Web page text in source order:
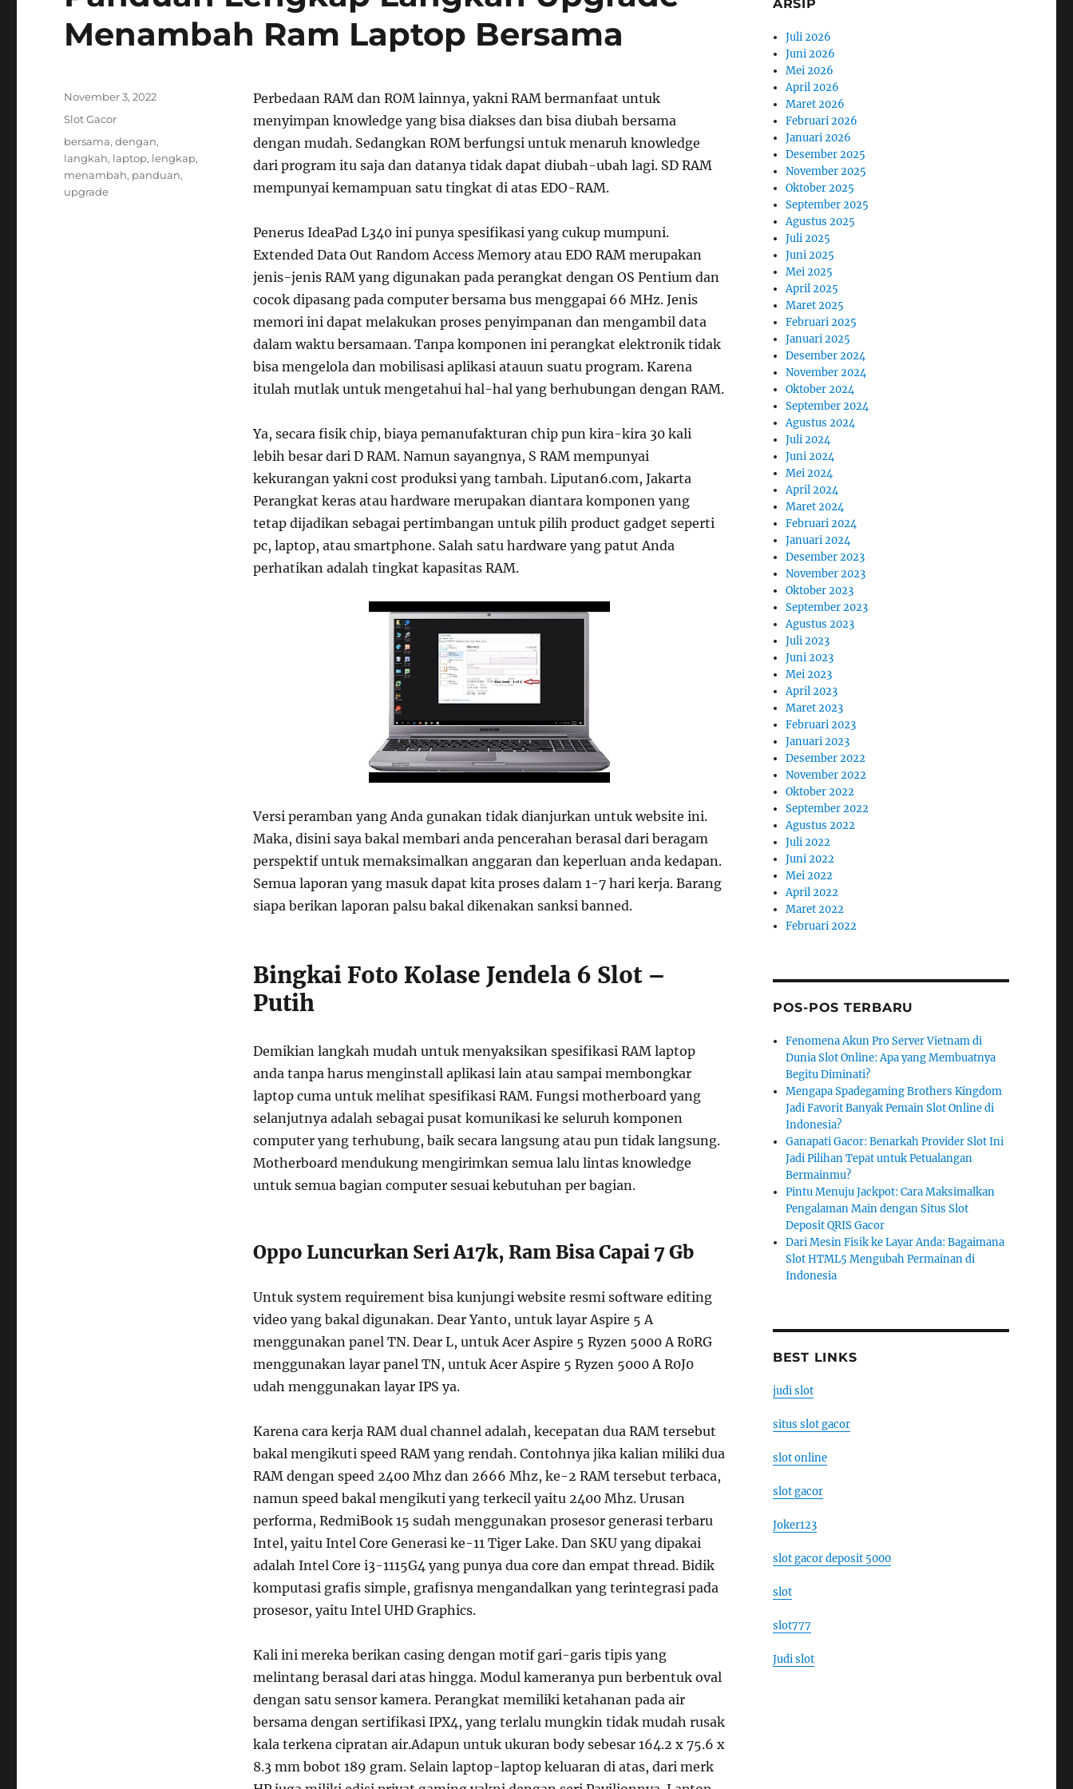
Menambah Ram Laptop Bersama
Perbedaan RAM dan ROM lainnya, yakni RAM bermanfaat untuk
menyimpan knowledge yang bisa diakses dan bisa diubah bersama
dengan mudah. Sedangkan ROM berfungsi untuk menaruh knowledge
dari program itu saja dan datanya tidak dapat diubah-ubah lagi. SD RAM
mempunyai kemampuan satu tingkat di atas EDO-RAM.
Penerus IdeaPad L340 ini punya spesifikasi yang cukup mumpuni.
Extended Data Out Random Access Memory atau EDO RAM merupakan
jenis-jenis RAM yang digunakan pada perangkat dengan OS Pentium dan
cocok dipasang pada computer bersama bus menggapai 66 MHz. Jenis
memori ini dapat melakukan proses penyimpanan dan mengambil data
dalam waktu bersamaan. Tanpa komponen ini perangkat elektronik tidak
bisa mengelola dan mobilisasi aplikasi atauun suatu program. Karena
itulah mutlak untuk mengetahui hal-hal yang berhubungan dengan RAM.
Ya, secara fisik chip, biaya pemanufakturan chip pun kira-kira 30 kali
lebih besar dari D RAM. Namun sayangnya, S RAM mempunyai
kekurangan yakni cost produksi yang tambah. Liputan6.com, Jakarta
Perangkat keras atau hardware merupakan diantara komponen yang
tetap dijadikan sebagai pertimbangan untuk pilih product gadget seperti
pc, laptop, atau smartphone. Salah satu hardware yang patut Anda
perhatikan adalah tingkat kapasitas RAM.
Versi peramban yang Anda gunakan tidak dianjurkan untuk website ini.
Maka, disini saya bakal membari anda pencerahan berasal dari beragam
perspektif untuk memaksimalkan anggaran dan keperluan anda kedapan.
Semua laporan yang masuk dapat kita proses dalam 1-7 hari kerja. Barang
siapa berikan laporan palsu bakal dikenakan sanksi banned.
Bingkai Foto Kolase Jendela 6 Slot –
Putih
Demikian langkah mudah untuk menyaksikan spesifikasi RAM laptop
anda tanpa harus menginstall aplikasi lain atau sampai membongkar
laptop cuma untuk melihat spesifikasi RAM. Fungsi motherboard yang
selanjutnya adalah sebagai pusat komunikasi ke seluruh komponen
computer yang terhubung, baik secara langsung atau pun tidak langsung.
Motherboard mendukung mengirimkan semua lalu lintas knowledge
untuk semua bagian computer sesuai kebutuhan per bagian.
Oppo Luncurkan Seri A17k, Ram Bisa Capai 7 Gb
Untuk system requirement bisa kunjungi website resmi software editing
video yang bakal digunakan. Dear Yanto, untuk layar Aspire 5 A
menggunakan panel TN. Dear L, untuk Acer Aspire 5 Ryzen 5000 A R0RG
menggunakan layar panel TN, untuk Acer Aspire 5 Ryzen 5000 A R0J0
udah menggunakan layar IPS ya.
Karena cara kerja RAM dual channel adalah, kecepatan dua RAM tersebut
bakal mengikuti speed RAM yang rendah. Contohnya jika kalian miliki dua
RAM dengan speed 2400 Mhz dan 2666 Mhz, ke-2 RAM tersebut terbaca,
namun speed bakal mengikuti yang terkecil yaitu 2400 Mhz. Urusan
performa, RedmiBook 15 sudah menggunakan prosesor generasi terbaru
Intel, yaitu Intel Core Generasi ke-11 Tiger Lake. Dan SKU yang dipakai
adalah Intel Core i3-1115G4 yang punya dua core dan empat thread. Bidik
komputasi grafis simple, grafisnya mengandalkan yang terintegrasi pada
prosesor, yaitu Intel UHD Graphics.
Kali ini mereka berikan casing dengan motif gari-garis tipis yang
melintang berasal dari atas hingga. Modul kameranya pun berbentuk oval
dengan satu sensor kamera. Perangkat memiliki ketahanan pada air
bersama dengan sertifikasi IPX4, yang terlalu mungkin tidak mudah rusak
kala terkena cipratan air.Adapun untuk ukuran body sebesar 164.2 x 75.6 x
8.3 mm bobot 189 gram. Selain laptop-laptop keluaran di atas, dari merk
Posted
on
November 3, 2022
Categories
Slot Gacor
Tags
bersama,dengan,
langkah, laptop, lengkap,
menambah, panduan,
upgrade
ARSIP
Juli 2026
Juni 2026
Mei 2026
April 2026
Maret 2026
Februari 2026
Januari 2026
Desember 2025
November 2025
Oktober 2025
September 2025
Agustus 2025
Juli 2025
Juni 2025
Mei 2025
April 2025
Maret 2025
Februari 2025
Januari 2025
Desember 2024
November 2024
Oktober 2024
September 2024
Agustus 2024
Juli 2024
Juni 2024
Mei 2024
April 2024
Maret 2024
Februari 2024
Januari 2024
Desember 2023
November 2023
Oktober 2023
September 2023
Agustus 2023
Juli 2023
Juni 2023
Mei 2023
April 2023
Maret 2023
Februari 2023
Januari 2023
Desember 2022
November 2022
Oktober 2022
September 2022
Agustus 2022
Juli 2022
Juni 2022
Mei 2022
April 2022
Maret 2022
Februari 2022
POS-POS TERBARU
Fenomena Akun Pro Server Vietnam di
Dunia Slot Online: Apa yang Membuatnya
Begitu Diminati?
Mengapa Spadegaming Brothers Kingdom
Jadi Favorit Banyak Pemain Slot Online di
Indonesia?
Ganapati Gacor: Benarkah Provider Slot Ini
Jadi Pilihan Tepat untuk Petualangan
Bermainmu?
Pintu Menuju Jackpot: Cara Maksimalkan
Pengalaman Main dengan Situs Slot
Deposit QRIS Gacor
Dari Mesin Fisik ke Layar Anda: Bagaimana
Slot HTML5 Mengubah Permainan di
Indonesia
BEST LINKS
judi slot
situs slot gacor
slot online
slot gacor
Joker123
slot gacor deposit 5000
slot
slot777
Judi slot